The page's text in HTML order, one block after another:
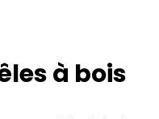
à bois